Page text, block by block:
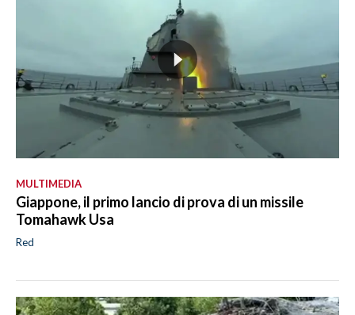
MULTIMEDIA
Giappone, il primo lancio di prova di un missile
Tomahawk Usa
Red